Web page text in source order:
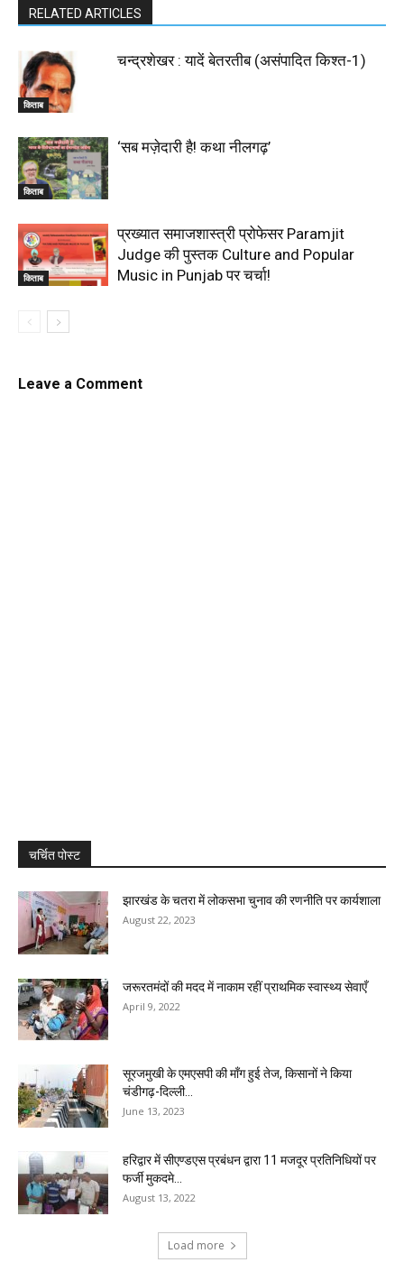
RELATED ARTICLES
किताब
चन्द्रशेखर : यादें बेतरतीब (असंपादित किश्त-1)
किताब
‘सब मज़ेदारी है! कथा नीलगढ़’
किताब
प्रख्यात समाजशास्त्री प्रोफेसर Paramjit
Judge की पुस्तक Culture and Popular
Music in Punjab पर चर्चा!
Leave a Comment
चर्चित पोस्ट
झारखंड के चतरा में लोकसभा चुनाव की रणनीति पर कार्यशाला
August 22, 2023
जरूरतमंदों की मदद में नाकाम रहीं प्राथमिक स्वास्थ्य सेवाएँ
April 9, 2022
सूरजमुखी के एमएसपी की मॉंग हुई तेज, किसानों ने किया
चंडीगढ़-दिल्ली...
June 13, 2023
हरिद्वार में सीएण्डएस प्रबंधन द्वारा 11 मजदूर प्रतिनिधियों पर
फर्जी मुकदमे...
August 13, 2022
Load more